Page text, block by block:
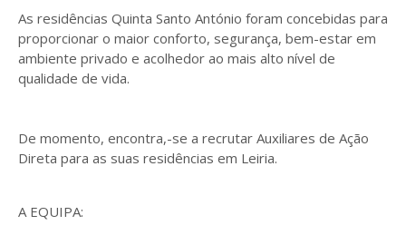
As residências Quinta Santo António foram concebidas para
proporcionar o maior conforto, segurança, bem-estar em
ambiente privado e acolhedor ao mais alto nível de
qualidade de vida.
De momento, encontra,-se a recrutar Auxiliares de Ação
Direta para as suas residências em Leiria.
A EQUIPA: